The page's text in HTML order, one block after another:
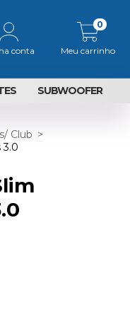
conta Meu carrinho
0
SUBWOOFER
Club >
3.0